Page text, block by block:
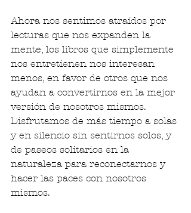
Ahora nos sentimos atraídos por
lecturas que nos expanden la
mente, los libros que simplemente
nos entretienen nos interesan
menos, en favor de otros que nos
ayudan a convertirnos en la mejor
versión de nosotros mismos.
Disfrutamos de más tiempo a solas
y en silencio sin sentirnos solos, y
de paseos solitarios en la
naturaleza para reconectarnos y
hacer las paces con nosotros
mismos.